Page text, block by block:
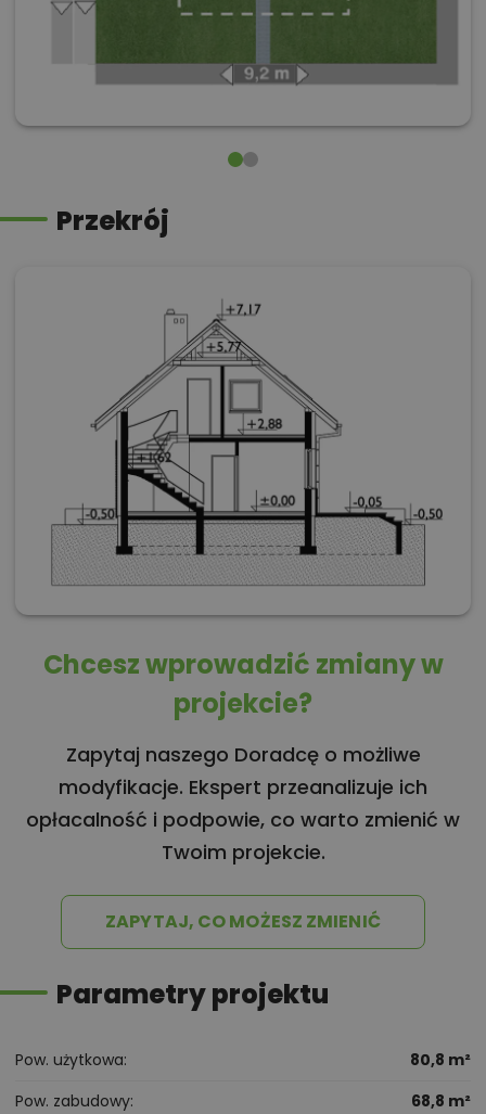
Przekrój
Chcesz wprowadzić zmiany w
projekcie?
Zapytaj naszego Doradcę o możliwe
modyfikacje. Ekspert przeanalizuje ich
opłacalność i podpowie, co warto zmienić w
Twoim projekcie.
ZAPYTAJ, CO MOŻESZ ZMIENIĆ
Parametry projektu
Pow. użytkowa
80,8 m²
Pow. zabudowy
68,8 m²